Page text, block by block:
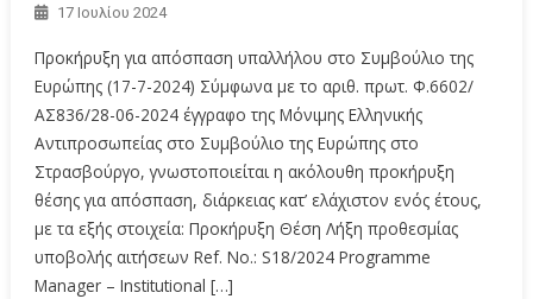
17 Ιουλίου 2024
Προκήρυξη για απόσπαση υπαλλήλου στο Συμβούλιο της
Ευρώπης (17-7-2024) Σύμφωνα με το αριθ. πρωτ. Φ.6602/
ΑΣ836/28-06-2024 έγγραφο της Μόνιμης Ελληνικής
Αντιπροσωπείας στο Συμβούλιο της Ευρώπης στο
Στρασβούργο, γνωστοποιείται η ακόλουθη προκήρυξη
θέσης για απόσπαση, διάρκειας κατ’ ελάχιστον ενός έτους,
με τα εξής στοιχεία: Προκήρυξη Θέση Λήξη προθεσμίας
υποβολής αιτήσεων Ref. No.: S18/2024 Programme
Manager – Institutional […]